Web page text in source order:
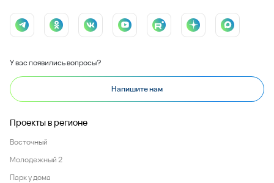
У вас появились вопросы?
Напишите нам
Проекты в регионе
Восточный
Молодежный 2
Парк у дома